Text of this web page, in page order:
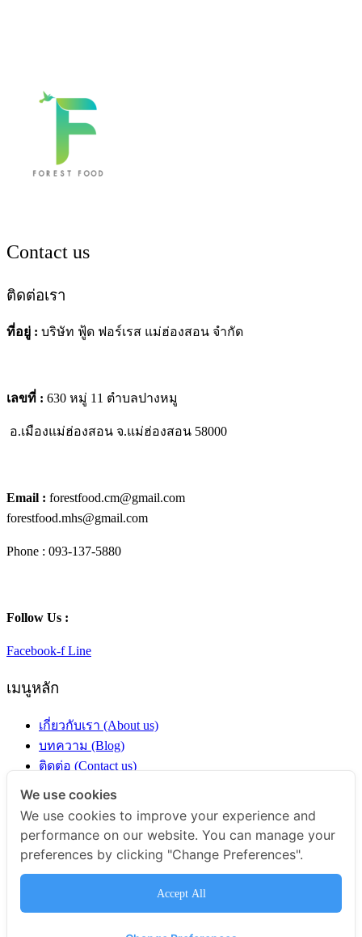
Contact us
ติดต่อเรา
ที่อยู่ : บริษัท ฟู้ด ฟอร์เรส แม่ฮ่องสอน จำกัด
เลขที่ : 630 หมู่ 11 ตำบลปางหมู
อ.เมืองแม่ฮ่องสอน จ.แม่ฮ่องสอน 58000
Email : forestfood.cm@gmail.com
forestfood.mhs@gmail.com
Phone : 093-137-5880
Follow Us :
Facebook-f Line
เมนูหลัก
เกี่ยวกับเรา (About us)
บทความ (Blog)
ติดต่อ (Contact us)
หมวดหมู่สินค้า
ผงสมุนไพร
We use cookies
We use cookies to improve your experience and
performance on our website. You can manage your
preferences by clicking "Change Preferences".
Accept All